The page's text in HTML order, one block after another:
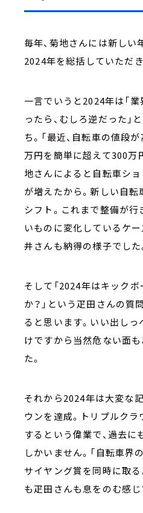
毎年、菊地さんには新し
2024年を総括していただき
一言でいうと2024年は「
ったら、むしろ逆だった
ち。「最近、自転車の値段
万円を簡単に超えて300万
地さんによると自転車シ
が増えたから。新しい自
シフト。これまで整備が
いものに変化しているケ
井さんも納得の様子でした
そして「2024年はキック
か？」という疋田さんの質
ると思います。いい出しっ
けですから当然危ない面
た。
それから2024年は大変な
ウンを達成。トリプルクラ
するという偉業で、過去に
しかいません。「自転車界
サイヤング賞を同時に取
も疋田さんも息をのむ感じ